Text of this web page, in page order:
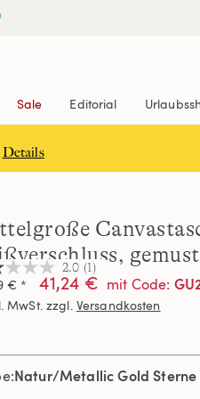
Sale Editorial
Details
2.0 (1)
€ * 41,24 € mit Code:
MwSt. zzgl. Versandkosten
Natur/Metallic Gold Sterne